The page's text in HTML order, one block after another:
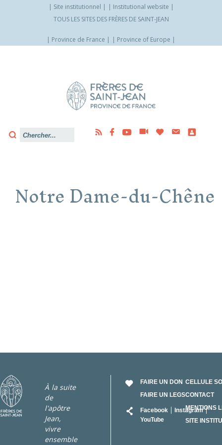
Site institutionnel
Institutional website
TOUS LES SITES DES FRÈRES DE SAINT-JEAN
Province de France
Province of Europe
Notre Dame-du-Chêne
À la suite
de
l'apôtre
Jean,
vivre
ensemble
FAIRE UN DON
FAIRE UN LEGS
Facebook
Instagram
YouTube
CELLULE
CONTACT
MENTIONS
SITE